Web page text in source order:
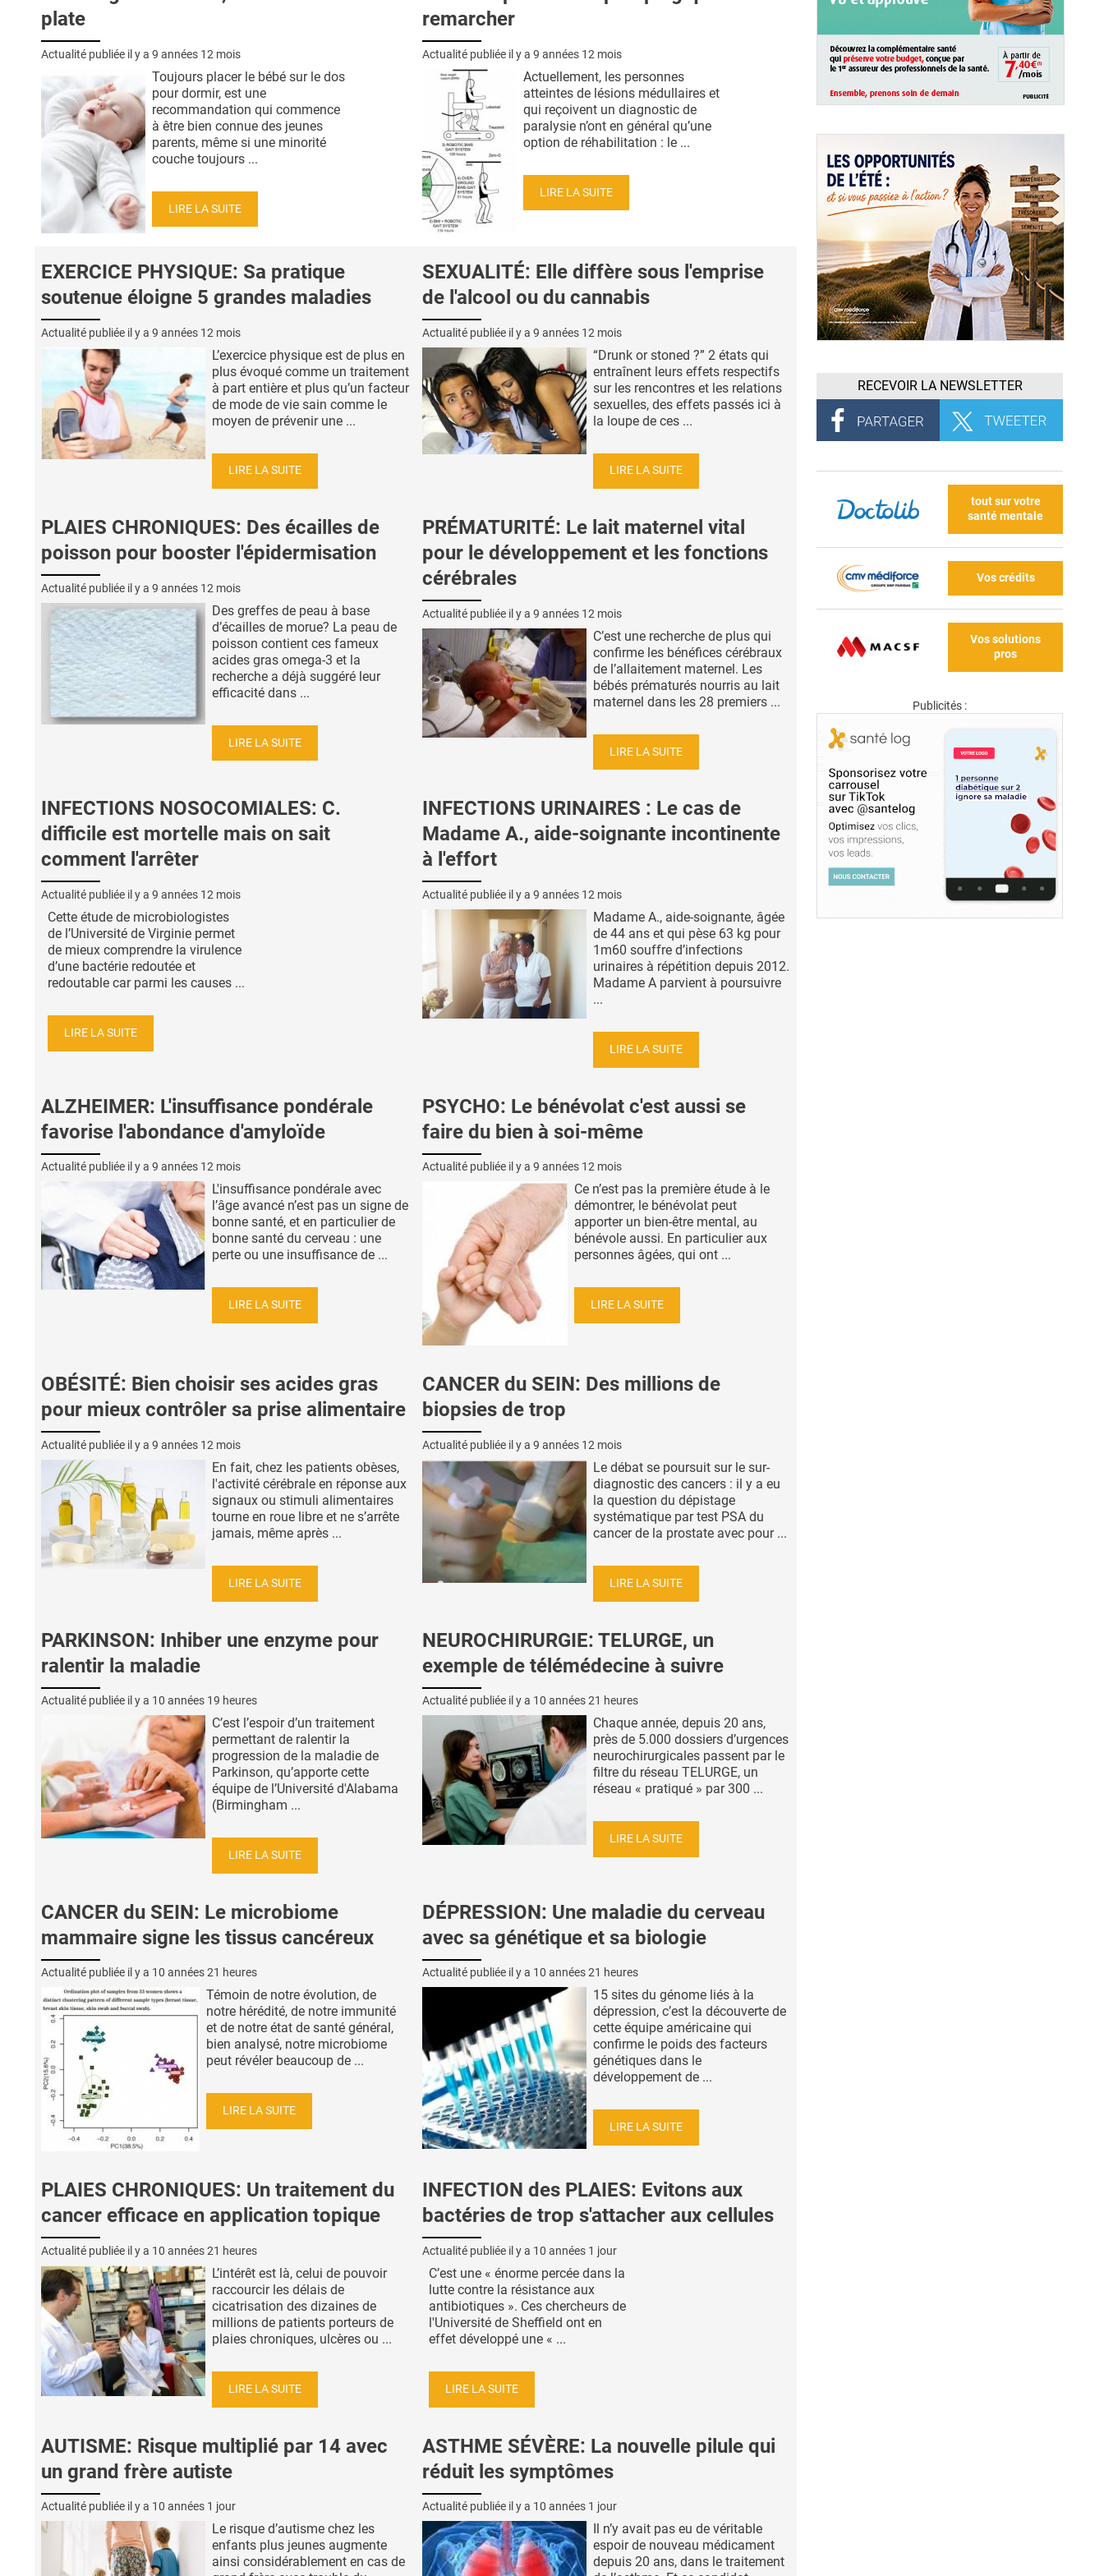
plate
Actualité publiée il y a 9 années 12 mois
Toujours placer le bébé sur le dos
pour dormir, est une
recommandation qui commence
à être bien connue des jeunes
parents, même si une minorité
couche toujours ...
LIRE LA SUITE
remarcher
Actualité publiée il y a 9 années 12 mois
Actuellement, les personnes
atteintes de lésions médullaires et
qui reçoivent un diagnostic de
paralysie n’ont en général qu’une
option de réhabilitation : le ...
LIRE LA SUITE
EXERCICE PHYSIQUE: Sa pratique
soutenue éloigne 5 grandes maladies
Actualité publiée il y a 9 années 12 mois
L’exercice physique est de plus en
plus évoqué comme un traitement
à part entière et plus qu’un facteur
de mode de vie sain comme le
moyen de prévenir une ...
LIRE LA SUITE
SEXUALITÉ: Elle diffère sous l'emprise
de l'alcool ou du cannabis
Actualité publiée il y a 9 années 12 mois
“Drunk or stoned ?” 2 états qui
entraînent leurs effets respectifs
sur les rencontres et les relations
sexuelles, des effets passés ici à
la loupe de ces ...
LIRE LA SUITE
PLAIES CHRONIQUES: Des écailles de
poisson pour booster l'épidermisation
Actualité publiée il y a 9 années 12 mois
Des greffes de peau à base
d’écailles de morue? La peau de
poisson contient ces fameux
acides gras omega-3 et la
recherche a déjà suggéré leur
efficacité dans ...
LIRE LA SUITE
PRÉMATURITÉ: Le lait maternel vital
pour le développement et les fonctions
cérébrales
Actualité publiée il y a 9 années 12 mois
C’est une recherche de plus qui
confirme les bénéfices cérébraux
de l’allaitement maternel. Les
bébés prématurés nourris au lait
maternel dans les 28 premiers ...
LIRE LA SUITE
INFECTIONS NOSOCOMIALES: C.
difficile est mortelle mais on sait
comment l'arrêter
Actualité publiée il y a 9 années 12 mois
Cette étude de microbiologistes
de l’Université de Virginie permet
de mieux comprendre la virulence
d’une bactérie redoutée et
redoutable car parmi les causes ...
LIRE LA SUITE
INFECTIONS URINAIRES : Le cas de
Madame A., aide-soignante incontinente
à l'effort
Actualité publiée il y a 9 années 12 mois
Madame A., aide-soignante, âgée
de 44 ans et qui pèse 63 kg pour
1m60 souffre d’infections
urinaires à répétition depuis 2012.
Madame A parvient à poursuivre
...
LIRE LA SUITE
ALZHEIMER: L'insuffisance pondérale
favorise l'abondance d'amyloïde
Actualité publiée il y a 9 années 12 mois
L'insuffisance pondérale avec
l’âge avancé n’est pas un signe de
bonne santé, et en particulier de
bonne santé du cerveau : une
perte ou une insuffisance de ...
LIRE LA SUITE
PSYCHO: Le bénévolat c'est aussi se
faire du bien à soi-même
Actualité publiée il y a 9 années 12 mois
Ce n’est pas la première étude à le
démontrer, le bénévolat peut
apporter un bien-être mental, au
bénévole aussi. En particulier aux
personnes âgées, qui ont ...
LIRE LA SUITE
OBÉSITÉ: Bien choisir ses acides gras
pour mieux contrôler sa prise alimentaire
Actualité publiée il y a 9 années 12 mois
En fait, chez les patients obèses,
l'activité cérébrale en réponse aux
signaux ou stimuli alimentaires
tourne en roue libre et ne s’arrête
jamais, même après ...
LIRE LA SUITE
CANCER du SEIN: Des millions de
biopsies de trop
Actualité publiée il y a 9 années 12 mois
Le débat se poursuit sur le sur-
diagnostic des cancers : il y a eu
la question du dépistage
systématique par test PSA du
cancer de la prostate avec pour ...
LIRE LA SUITE
PARKINSON: Inhiber une enzyme pour
ralentir la maladie
Actualité publiée il y a 10 années 19 heures
C’est l’espoir d’un traitement
permettant de ralentir la
progression de la maladie de
Parkinson, qu’apporte cette
équipe de l’Université d'Alabama
(Birmingham ...
LIRE LA SUITE
NEUROCHIRURGIE: TELURGE, un
exemple de télémédecine à suivre
Actualité publiée il y a 10 années 21 heures
Chaque année, depuis 20 ans,
près de 5.000 dossiers d’urgences
neurochirurgicales passent par le
filtre du réseau TELURGE, un
réseau « pratiqué » par 300 ...
LIRE LA SUITE
CANCER du SEIN: Le microbiome
mammaire signe les tissus cancéreux
Actualité publiée il y a 10 années 21 heures
Témoin de notre évolution, de
notre hérédité, de notre immunité
et de notre état de santé général,
bien analysé, notre microbiome
peut révéler beaucoup de ...
LIRE LA SUITE
DÉPRESSION: Une maladie du cerveau
avec sa génétique et sa biologie
Actualité publiée il y a 10 années 21 heures
15 sites du génome liés à la
dépression, c’est la découverte de
cette équipe américaine qui
confirme le poids des facteurs
génétiques dans le
développement de ...
LIRE LA SUITE
PLAIES CHRONIQUES: Un traitement du
cancer efficace en application topique
Actualité publiée il y a 10 années 21 heures
L’intérêt est là, celui de pouvoir
raccourcir les délais de
cicatrisation des dizaines de
millions de patients porteurs de
plaies chroniques, ulcères ou ...
LIRE LA SUITE
INFECTION des PLAIES: Evitons aux
bactéries de trop s'attacher aux cellules
Actualité publiée il y a 10 années 1 jour
C’est une « énorme percée dans la
lutte contre la résistance aux
antibiotiques ». Ces chercheurs de
l'Université de Sheffield ont en
effet développé une « ...
LIRE LA SUITE
AUTISME: Risque multiplié par 14 avec
un grand frère autiste
Actualité publiée il y a 10 années 1 jour
Le risque d’autisme chez les
enfants plus jeunes augmente
ainsi considérablement en cas de
ASTHME SÉVÈRE: La nouvelle pilule qui
réduit les symptômes
Actualité publiée il y a 10 années 1 jour
Il n’y avait pas eu de véritable
espoir de nouveau médicament
depuis 20 ans, dans le traitement
RECEVOIR LA NEWSLETTER
tout sur votre
santé mentale
Vos crédits
Vos solutions
pros
Publicités :